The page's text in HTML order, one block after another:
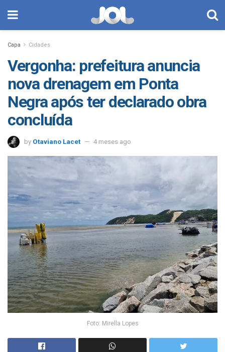
Capa Cidades
Vergonha: prefeitura anuncia
nova drenagem em Ponta
Negra após ter declarado obra
concluída
by Otaviano Lacet 4 meses ago
Foto: Mirella Lopes